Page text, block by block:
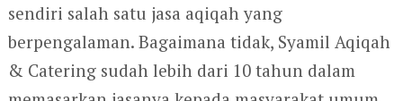
sendiri salah satu jasa aqiqah yang
berpengalaman. Bagaimana tidak, Syamil Aqiqah
& Catering sudah lebih dari 10 tahun dalam